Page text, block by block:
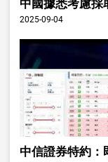
中國據悉考慮採
2025-09-04
中信證券特約